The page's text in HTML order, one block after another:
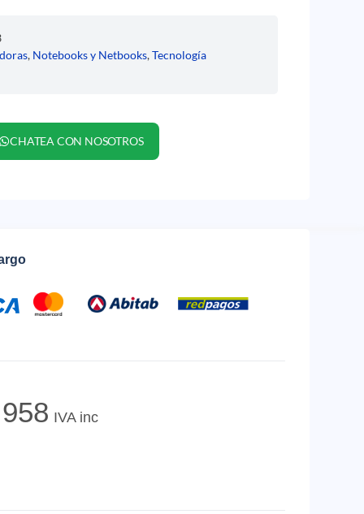
, Notebooks y Netbooks,Tecnología
CHATEA CON NOSOTROS
958 IVA inc